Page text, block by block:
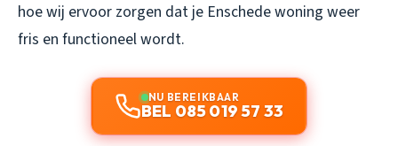
hoe wij ervoor zorgen dat je Enschede woning weer
fris en functioneel wordt.
NU BEREIKBAAR
BEL 085 019 57 33